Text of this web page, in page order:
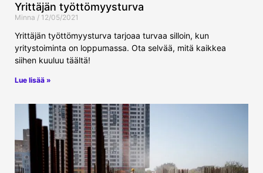
Yrittäjän työttömyysturva
Minna 12/05/2021
Yrittäjän työttömyysturva tarjoaa turvaa silloin, kun
yritystoiminta on loppumassa. Ota selvää, mitä kaikkea
siihen kuuluu täältä!
Lue lisää »